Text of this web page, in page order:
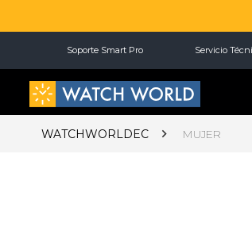
Soporte Smart Pro Servicio
WATCHWORLDEC MUJER